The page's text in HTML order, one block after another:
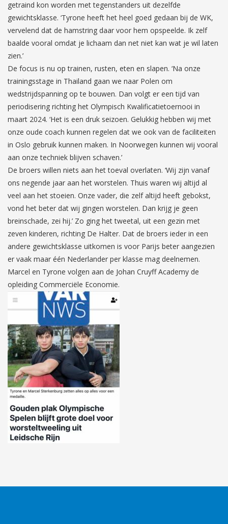
getraind kon worden met tegenstanders uit dezelfde
gewichtsklasse. ‘Tyrone heeft het heel goed gedaan bij de WK,
vervelend dat de hamstring daar voor hem opspeelde. Ik zelf
baalde vooral omdat je lichaam dan net niet kan wat je wil laten
zien.’
De focus is nu op trainen, rusten, eten en slapen. ‘Na onze
trainingsstage in Thailand gaan we naar Polen om
wedstrijdspanning op te bouwen. Dan volgt er een tijd van
periodisering richting het Olympisch Kwalificatietoernooi in
maart 2024. ‘Het is een druk seizoen. Gelukkig hebben wij met
onze oude coach kunnen regelen dat we ook van de faciliteiten
in Oslo gebruik kunnen maken. In Noorwegen kunnen wij vooral
aan onze techniek blijven schaven.’
De broers willen niets aan het toeval overlaten. ‘Wij zijn vanaf
ons negende jaar aan het worstelen. Thuis waren wij altijd al
veel aan het stoeien. Onze vader, die zelf altijd heeft gebokst,
vond het beter dat wij gingen worstelen. Dan krijg je geen
breinschade, zei hij.’ Zo ging het tweetal, uit een gezin met
zeven kinderen, richting De Halter. Dat de broers ieder in een
andere gewichtsklasse uitkomen is voor Parijs beter aangezien
er vaak maar één Nederlander per klasse mag deelnemen.
Marcel en Tyrone volgen aan de Johan Cruyff Academy de
opleiding Commerciële Economie.